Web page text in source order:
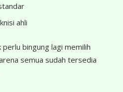
ahli
bingung lagi memilih
semua sudah tersedia